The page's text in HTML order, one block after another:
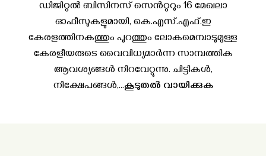
ഡിജിറ്റൽ ബിസിനസ് സെൻറ്ററും 16 മേഖലാ
ഓഫീസുകളുമായി, കെ.എസ്.എഫ്.ഇ
കേരളത്തിനകത്തും പുറത്തും ലോകമെമ്പാടുമുള്ള
കേരളീയരുടെ വൈവിധ്യമാർന്ന സാമ്പത്തിക
ആവശ്യങ്ങൾ നിറവേറ്റുന്നു. ചിട്ടികൾ,
നിക്ഷേപങ്ങൾ,...കൂടുതൽ വായിക്കുക